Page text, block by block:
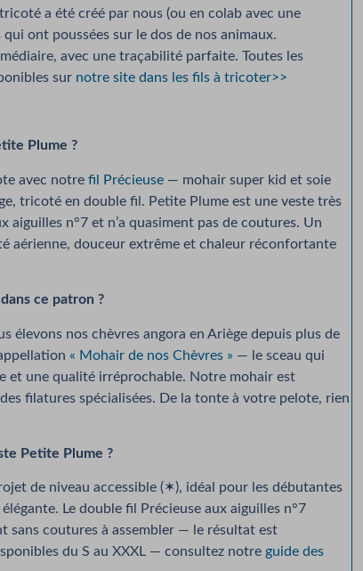
a été créé par nous (ou en colab avec une
ont poussées sur le dos de nos animaux.
avec une traçabilité parfaite. Toutes les
sur notre site dans les fils à tricoter>>
Plume ?
avec notre fil Précieuse— mohair super kid et soie
tricoté en double fil. Petite Plume est une veste très
n°7 et n’a quasiment pas de coutures. Un
aérienne, douceur extrême et chaleur réconfortante
ce patron ?
élevons nos chèvres angora en Ariège depuis plus de
« Mohair de nos Chèvres » — le sceau qui
et une qualité irréprochable. Notre mohair est
filatures spécialisées. De la tonte à votre pelote, rien
Petite Plume ?
de niveau accessible (✶), idéal pour les débutantes
Le double fil Précieuse aux aiguilles n°7
sans coutures à assembler — le résultat est
du S au XXXL — consultez notre guide des